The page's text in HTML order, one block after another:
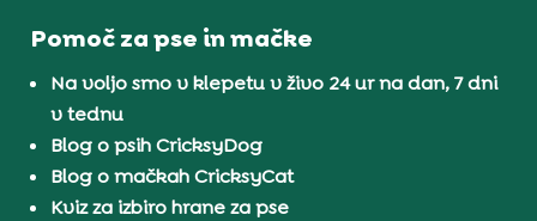
Pomoč za pse in mačke
Na voljo smo v klepetu v živo 24 ur na dan, 7 dni
v tednu
Blog o psih CricksyDog
Blog o mačkah CricksyCat
Kviz za izbiro hrane za pse